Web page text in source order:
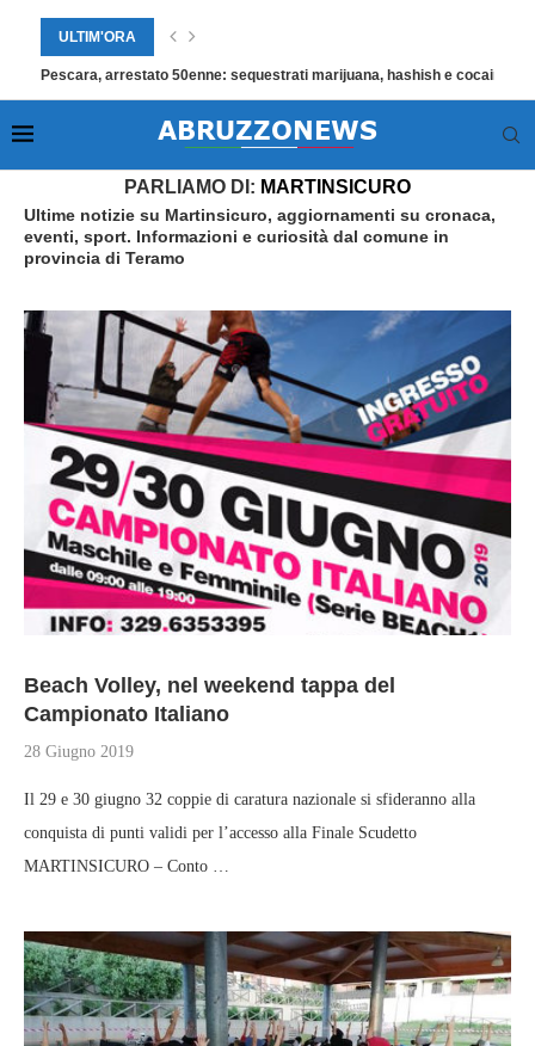
ULTIM'ORA
Pescara, arrestato 50enne: sequestrati marijuana, hashish e cocaina in
Home Martinsicuro»Pagina 37
PARLIAMO DI: MARTINSICURO
Ultime notizie su Martinsicuro, aggiornamenti su cronaca,
eventi, sport. Informazioni e curiosità dal comune in
provincia di Teramo
Beach Volley, nel weekend tappa del
Campionato Italiano
28 Giugno 2019
Il 29 e 30 giugno 32 coppie di caratura nazionale si sfideranno alla
conquista di punti validi per l’accesso alla Finale Scudetto
MARTINSICURO – Conto …